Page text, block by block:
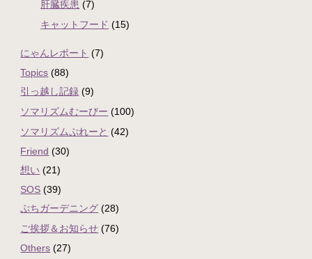
肝臓疾患 (7)
キャットフード (15)
にゃんレポート (7)
Topics (88)
引っ越し記録 (9)
ソマリズムむーびー (100)
ソマリズムぷれーと (42)
Friend (30)
想い (21)
SOS (39)
ぷちガーデニング (28)
ご挨拶＆お知らせ (76)
Others (27)